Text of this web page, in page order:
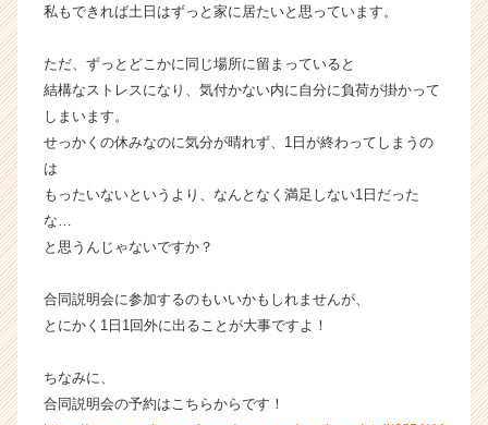
ト
届
く
サ
ト
ア
リ
ア
e
私もできれば土日はずっと家に居たいと思っています。
ただ、ずっとどこかに同じ場所に留まっていると
結構なストレスになり、気付かない内に自分に負荷が掛かって
しまいます。
せっかくの休みなのに気分が晴れず、1日が終わってしまうの
は
もったいないというより、なんとなく満足しない1日だった
な…
と思うんじゃないですか？
合同説明会に参加するのもいいかもしれませんが、
とにかく1日1回外に出ることが大事ですよ！
ちなみに、
合同説明会の予約はこちらからです！